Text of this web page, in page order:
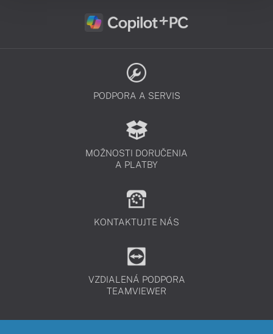
PODPORA A SERVIS
MOŽNOSTI DORUČENIA
A PLATBY
KONTAKTUJTE NÁS
VZDIALENÁ PODPORA
TEAMVIEWER